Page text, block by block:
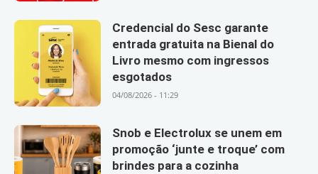
Credencial do Sesc garante
entrada gratuita na Bienal do
Livro mesmo com ingressos
esgotados
04/08/2026 - 11:29
Snob e Electrolux se unem em
promoção ‘junte e troque’ com
brindes para a cozinha